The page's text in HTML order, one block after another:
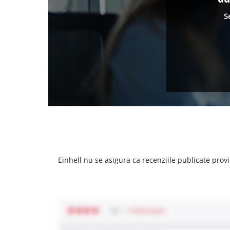
Einhell nu se asigura ca recenziile publicate